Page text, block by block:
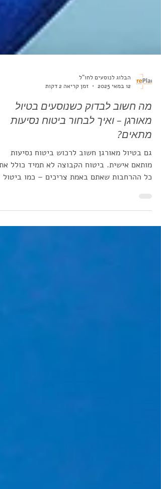
הבלוג לנוסעים לחו"ל
12 במאי 2025
זמן קריאה 2 דקות
מה חשוב לבדוק כשנוסעים בטיול
מאורגן – ואיך לבחור ביטוח נסיעות
מתאים?
גם בטיול מאורגן חשוב לרכוש ביטוח נסיעות